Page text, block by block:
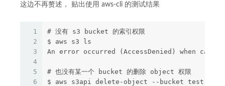
这边不再赘述， 贴出使用 aws-cli 的测试结果
1
2
3
4
5
6
# 没有 s3 bucket 的索引权限
$ aws s3 ls
An error occurred (AccessDenied) when
# 也没有某一个 bucket 的删除 object 权限
$ aws s3api delete-object --bucket test-kbz